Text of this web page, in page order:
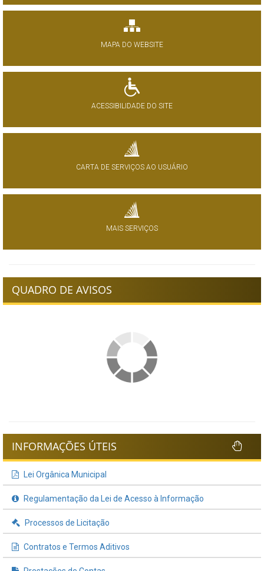
MAPA DO WEBSITE
ACESSIBILIDADE DO SITE
CARTA DE SERVIÇOS AO USUÁRIO
MAIS SERVIÇOS
QUADRO DE AVISOS
INFORMAÇÕES ÚTEIS
Lei Orgânica Municipal
Regulamentação da Lei de Acesso à Informação
Processos de Licitação
Contratos e Termos Aditivos